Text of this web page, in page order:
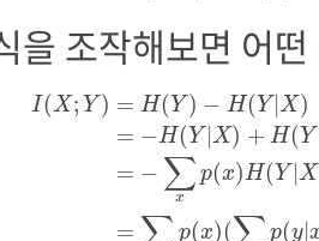
을 조작해보면 어
I (X; Y) = H(Y ) − H(Y|X)
= −H(Y |X) + H(Y
= − ∑
x
p(x)H(Y|X
= p(x)( p(y|
(X;Y)=H −H(Y| =−H(Y|X)